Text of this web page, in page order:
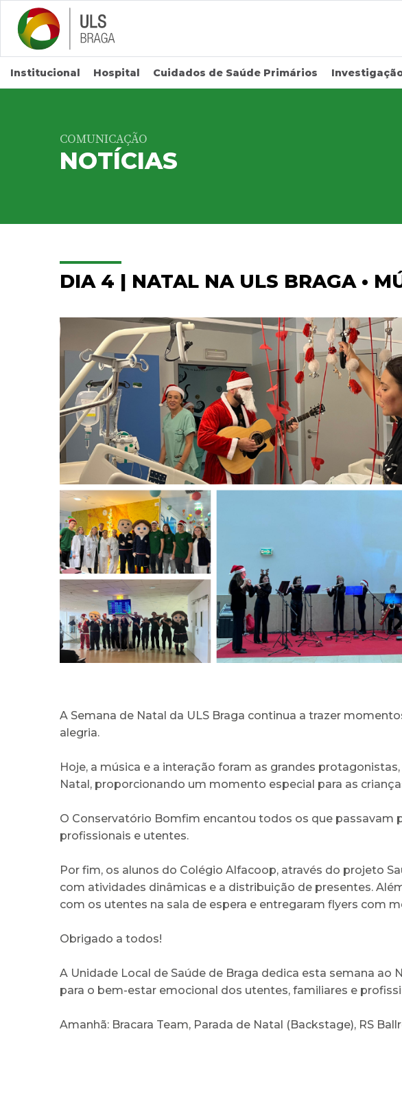
Saltar para conteúdo principal
Institucional Hospital Cuidados de Saúde Primários
COMUNICAÇÃO
NOTÍCIAS
DIA 4 | NATAL NA ULS BRAGA •
A Semana de Natal da ULS Braga continua a trazer
alegria.
Hoje, a música e a interação foram as grandes
Natal, proporcionando um momento especial para as
O Conservatório Bomfim encantou todos os que passavam
profissionais e utentes.
Por fim, os alunos do Colégio Alfacoop, através do projeto
com atividades dinâmicas e a distribuição de presentes.
com os utentes na sala de espera e entregaram flyers com
Obrigado a todos!
A Unidade Local de Saúde de Braga dedica esta semana
para o bem-estar emocional dos utentes, familiares e
Amanhã: Bracara Team, Parada de Natal (Backstage), RS